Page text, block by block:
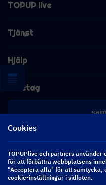
TOPUP live
Tjänst
Hjälp
Företag
[email protected]
Följ oss
Cookies
TOPUPlive och partners
för att förbättra webbplatsens
"Acceptera alla" för att samtycka,
cookie-inställningar i sidfoten.